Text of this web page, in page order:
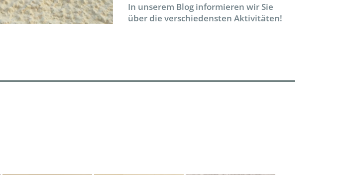
In unserem Blog informieren wir Sie
über die verschiedensten Aktivitäten!